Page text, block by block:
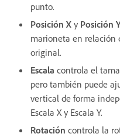
punto.
Posición X y Posición
marioneta en relación
original.
Escala controla el
pero también puede
vertical de forma
Escala X y Escala Y.
Rotación controla la